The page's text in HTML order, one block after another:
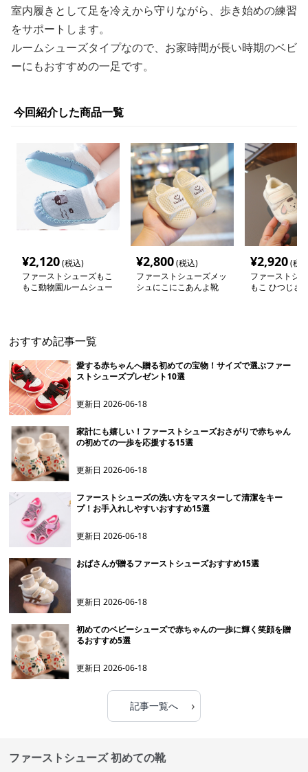
室内履きとして足を冷えから守りながら、歩き始めの練習
をサポートします。
ルームシューズタイプなので、お家時間が長い時期のベビ
ーにもおすすめの一足です。
今回紹介した商品一覧
¥2,120(税込)
ファーストシューズもこ
もこ動物園ルームシュー
¥2,800(税込)
ファーストシューズメッ
シュにこにこあんよ靴
¥2,920(税
ファーストシ
もこ ひつじさ
おすすめ記事一覧
愛する赤ちゃんへ贈る初めての宝物！サイズで選ぶファー
ストシューズプレゼント10選
更新日2026-06-18
家計にも嬉しい！ファーストシューズおさがりで赤ちゃん
の初めての一歩を応援する15選
更新日2026-06-18
ファーストシューズの洗い方をマスターして清潔をキー
プ！お手入れしやすいおすすめ15選
更新日2026-06-18
おばさんが贈るファーストシューズおすすめ15選
更新日2026-06-18
初めてのベビーシューズで赤ちゃんの一歩に輝く笑顔を贈
るおすすめ5選
更新日2026-06-18
記事一覧へ ›
ファーストシューズ 初めての靴